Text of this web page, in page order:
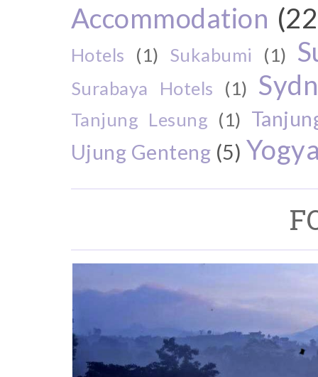
Accommodation
Hotels (1) Sukabumi (1)
Surabaya Hotels (1)
Tanjung Lesung (1)
Ujung Genteng (5)